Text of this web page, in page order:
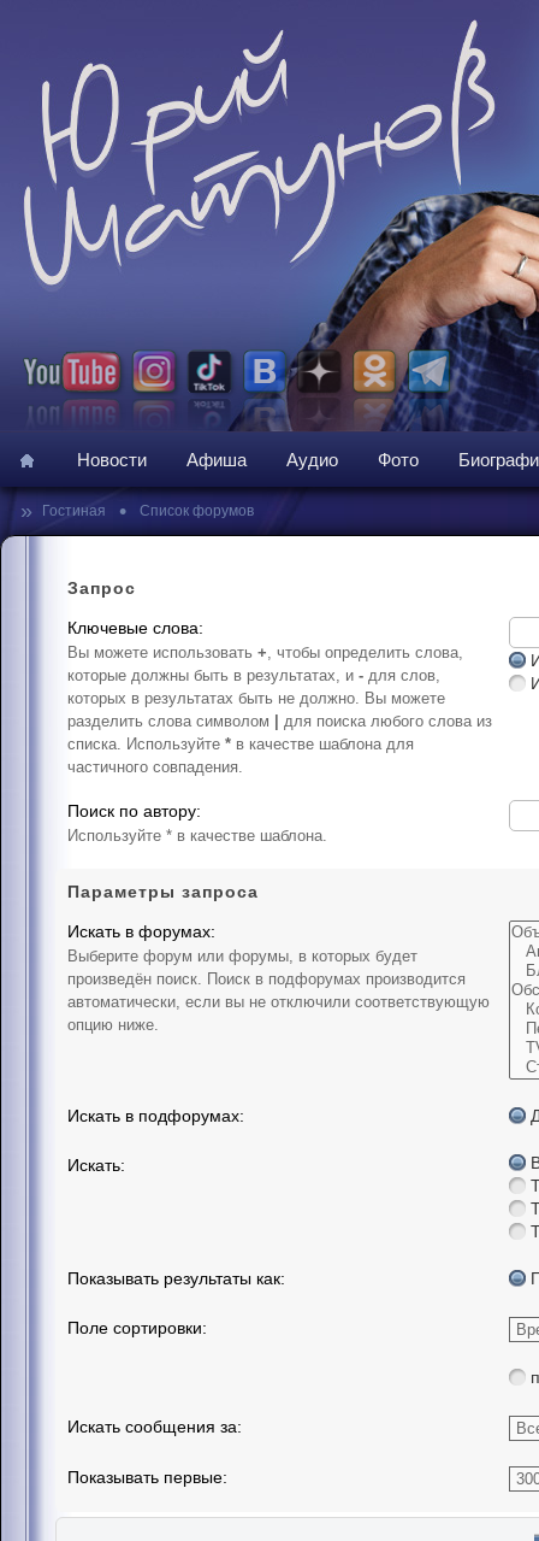
Новости Афиша Аудио Фото
» Гостиная • Список форумов
Запрос
Ключевые слова:
Вы можете использовать +, чтобы определить слова,
которые должны быть в результатах, и - для слов,
которых в результатах быть не должно. Вы можете
разделить слова символом
для поиска любого слова из
списка. Используйте * в качестве шаблона для
частичного совпадения.
Поиск по автору:
Используйте * в качестве шаблона.
Параметры запроса
Искать в форумах:
Выберите форум или форумы, в которых будет
произведён поиск. Поиск в подфорумах производится
автоматически, если вы не отключили соответствующую
опцию ниже.
Искать в подфорумах:
Искать:
Показывать результаты как:
Поле сортировки:
Искать сообщения за:
Показывать первые: